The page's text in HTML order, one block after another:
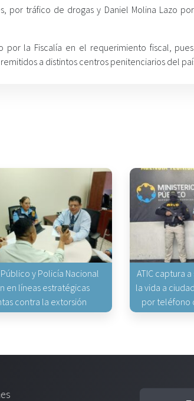
por tráfico de drogas y Daniel Molina Lazo
la Fiscalía en el requerimiento fiscal,
a distintos centros penitenciarios del
y Policía Nacional
en líneas estratégicas
contra la extorsión
ATIC captura
la vida a
por teléfono